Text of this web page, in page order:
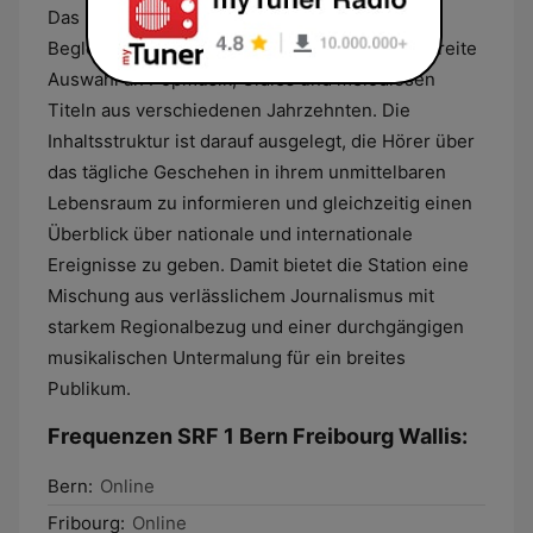
Das musikalische Profil des Senders ist als
Begleitprogramm gestaltet und umfasst eine breite
Auswahl an Popmusik, Oldies und melodiösen
Titeln aus verschiedenen Jahrzehnten. Die
Inhaltsstruktur ist darauf ausgelegt, die Hörer über
das tägliche Geschehen in ihrem unmittelbaren
Lebensraum zu informieren und gleichzeitig einen
Überblick über nationale und internationale
Ereignisse zu geben. Damit bietet die Station eine
Mischung aus verlässlichem Journalismus mit
starkem Regionalbezug und einer durchgängigen
musikalischen Untermalung für ein breites
Publikum.
Frequenzen SRF 1 Bern Freibourg Wallis:
Bern: Online
Fribourg: Online